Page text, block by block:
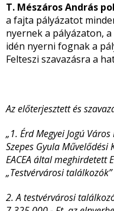
T. Mészáros András
a fajta pályázatot
nyernek a pályázaton,
idén nyerni fognak a
Felteszi szavazásra a
Az előterjesztett és
„1. Érd Megyei Jogú
Szepes Gyula
EACEA által
„Testvérvárosi
2. A testvérvárosi